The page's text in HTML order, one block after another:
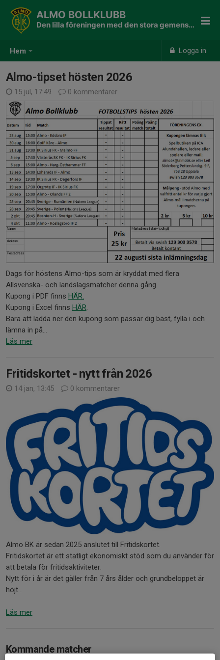
Hem Logga in
ALMO BOLLKLUBB
Den lilla föreningen med den stora gemenskapen
Almo-tipset hösten 2026
15 jul, 17:49 0 kommentarer
Dags för höstens Almo-tips som är kryddat med flera
Allsvenska- och landslagsmatcher denna gång.
Kupong i PDF finns HÄR
Kupong i Excel finns HÄR
Bara att ladda ner den kupong som passar dig bäst, fylla i och
lämna in på...
Läs mer
Fritidskortet - nytt från 2026
14 jan, 13:45 0 kommentarer
Almo BK är sedan 2025 anslutet till Fritidskortet.
Fritidskortet är ett statligt ekonomiskt stöd som du använder för
att betala för fritidsaktiviteter.
Nytt för i år är det gäller från 7 års ålder och grundbeloppet är
höjt...
Läs mer
Kommande matcher